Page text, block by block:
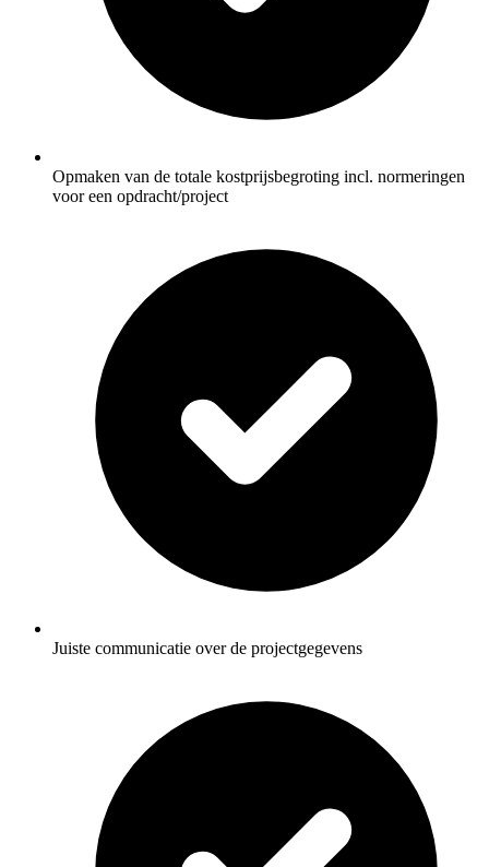
Opmaken van de totale kostprijsbegroting incl. normeringen
voor een opdracht/project
Juiste communicatie over de projectgegevens